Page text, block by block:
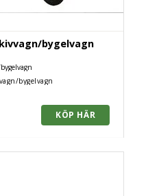
bygelvagn
bygelvagn